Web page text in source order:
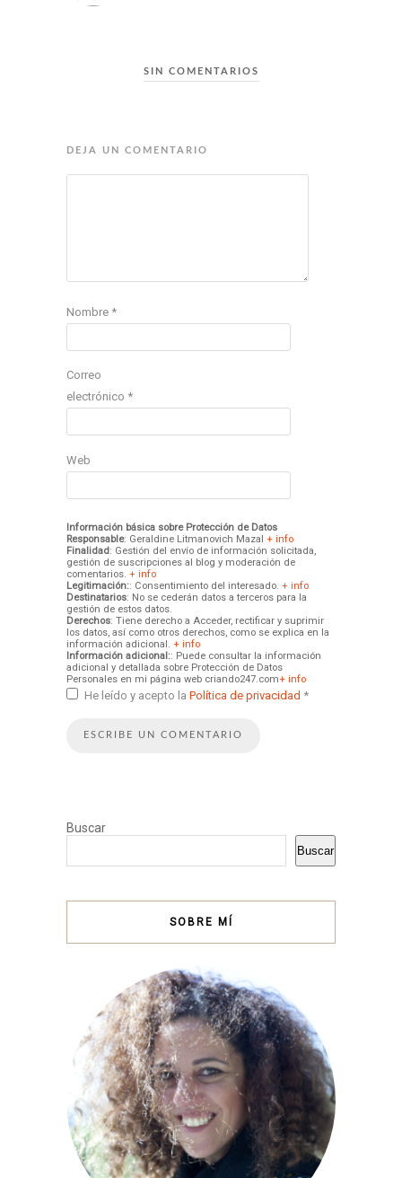
SIN COMENTARIOS
DEJA UN COMENTARIO
Nombre *
Correo
electrónico *
Web
Información básica sobre Protección de Datos
Responsable: Geraldine Litmanovich Mazal + info
Finalidad: Gestión del envío de información solicitada,
gestión de suscripciones al blog y moderación de
comentarios. + info
Legitimación:: Consentimiento del interesado. + info
Destinatarios: No se cederán datos a terceros para la
gestión de estos datos.
Derechos: Tiene derecho a Acceder, rectificar y suprimir
los datos, así como otros derechos, como se explica en la
información adicional. + info
Información adicional:: Puede consultar la información
adicional y detallada sobre Protección de Datos
Personales en mi página web criando247.com+ info
He leído y acepto la Política de privacidad *
Buscar
Buscar
SOBRE MÍ